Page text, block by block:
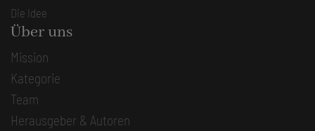
Die Idee
Über uns
Mission
Kategorie
Team
Herausgeber & Autoren